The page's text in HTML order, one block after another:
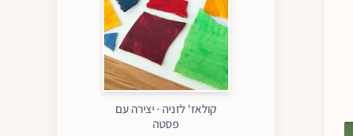
קולאז' לזניה · יצירה עם
פסטה